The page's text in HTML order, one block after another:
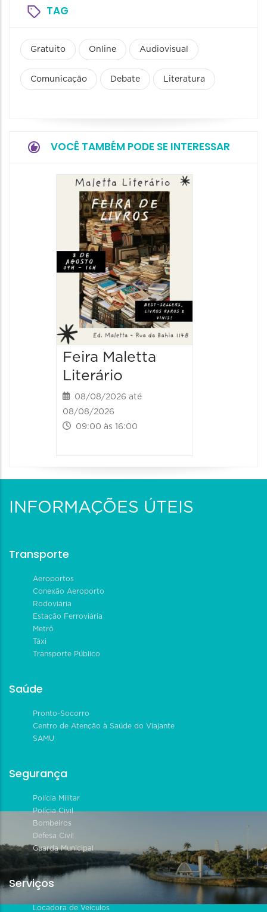
TAG
Gratuito Online Audiovisual
Comunicação Debate Literatura
VOCÊ TAMBÉM PODE SE INTERESSAR
Feira Maletta
Literário
08/08/2026 até
08/08/2026
09:00 às 16:00
INFORMAÇÕES ÚTEIS
Transporte
Aeroportos
Conexão Aeroporto
Rodoviária
Estação Ferroviária
Metrô
Táxi
Transporte Público
Saúde
Pronto-Socorro
Centro de Atenção à Saúde do Viajante
SAMU
Segurança
Polícia Militar
Polícia Civil
Bombeiros
Defesa Civil
Guarda Municipal
Serviços
Locadora de Veículos